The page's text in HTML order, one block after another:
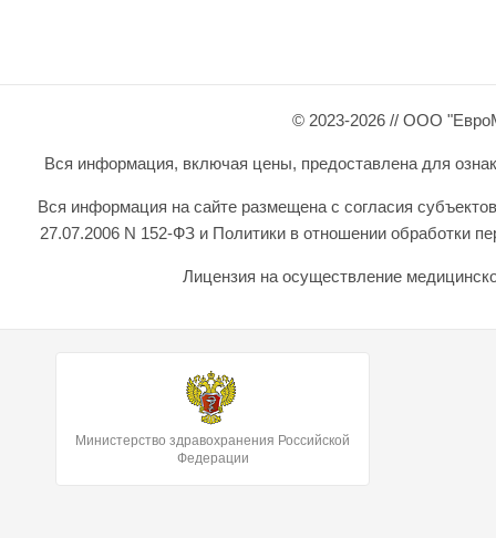
© 2023-2026 // ООО
Вся информация, включая цены, предоставлена для
Вся информация на сайте размещена с согласия
27.07.2006 N 152-ФЗ и Политики в отношении обработки
Лицензия на осуществление
Министерство здравохранения Российской
Федерации